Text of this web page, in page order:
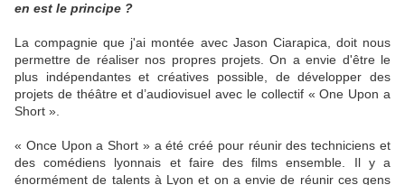
en est le principe ?
La compagnie que j'ai montée avec Jason Ciarapica, doit nous
permettre de réaliser nos propres projets. On a envie d'être le
plus indépendantes et créatives possible, de développer des
projets de théâtre et d’audiovisuel avec le collectif « One Upon a
Short ».
« Once Upon a Short » a été créé pour réunir des techniciens et
des comédiens lyonnais et faire des films ensemble. Il y a
énormément de talents à Lyon et on a envie de réunir ces gens